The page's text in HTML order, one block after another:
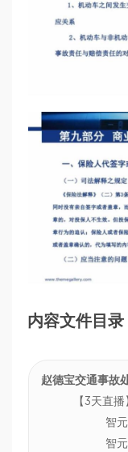
内容文件目录
赵德宝交通事故
【3天直
智
智